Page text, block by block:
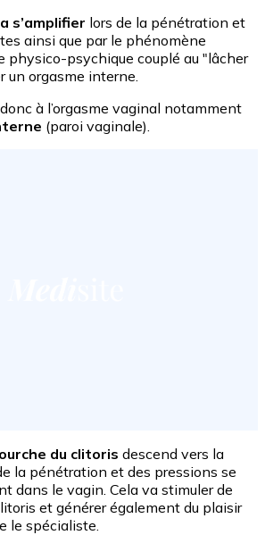
s’amplifier lors de la pénétration et
ainsi que par le phénomène
physico-psychique couplé au "lâcher
un orgasme interne.
à l’orgasme vaginal notamment
(paroi vaginale).
du clitoris descend vers la
la pénétration et des pressions se
dans le vagin. Cela va stimuler de
et générer également du plaisir
le spécialiste.